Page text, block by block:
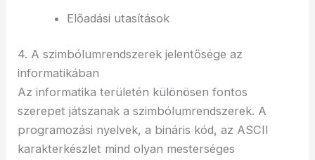
Előadási utasítások
4. A szimbólumrendszerek jelentősége az
informatikában
Az informatika területén különösen fontos
szerepet játszanak a szimbólumrendszerek. A
programozási nyelvek, a bináris kód, az ASCII
karakterkészlet mind olyan mesterséges